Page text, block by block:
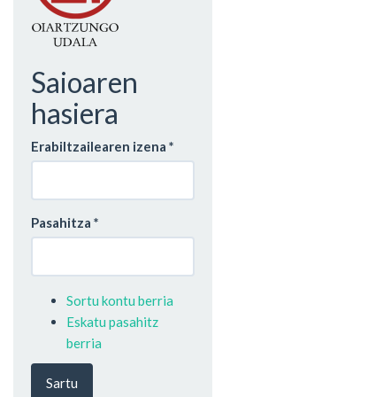
Saioaren
hasiera
Erabiltzailearen izena *
Pasahitza *
Sortu kontu berria
Eskatu pasahitz
berria
Sartu